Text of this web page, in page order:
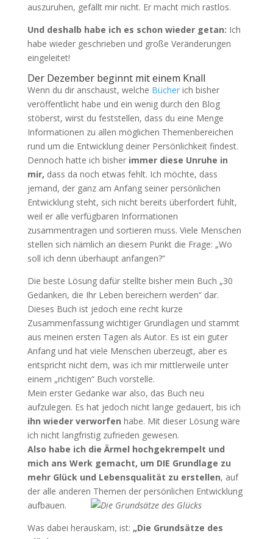
auszuruhen, gefällt mir nicht. Er macht mich rastlos.
Und deshalb habe ich es schon wieder getan: Ich
habe wieder geschrieben und große Veränderungen
eingeleitet!
Der Dezember beginnt mit einem Knall
Wenn du dir anschaust, welche Bücherich bisher
veröffentlicht habe und ein wenig durch den Blog
stöberst, wirst du feststellen, dass du eine Menge
Informationen zu allen möglichen Themenbereichen
rund um die Entwicklung deiner Persönlichkeit findest.
Dennoch hatte ich bisher immer diese Unruhe in
mir, dass da noch etwas fehlt. Ich möchte, dass
jemand, der ganz am Anfang seiner persönlichen
Entwicklung steht, sich nicht bereits überfordert fühlt,
weil er alle verfügbaren Informationen
zusammentragen und sortieren muss. Viele Menschen
stellen sich nämlich an diesem Punkt die Frage: „Wo
soll ich denn überhaupt anfangen?“
Die beste Lösung dafür stellte bisher mein Buch „30
Gedanken, die Ihr Leben bereichern werden“ dar.
Dieses Buch ist jedoch eine recht kurze
Zusammenfassung wichtiger Grundlagen und stammt
aus meinen ersten Tagen als Autor. Es ist ein guter
Anfang und hat viele Menschen überzeugt, aber es
entspricht nicht dem, was ich mir mittlerweile unter
einem „richtigen“ Buch vorstelle.
Mein erster Gedanke war also, das Buch neu
aufzulegen. Es hat jedoch nicht lange gedauert, bis ich
ihn wieder verworfen habe. Mit dieser Lösung wäre
ich nicht langfristig zufrieden gewesen.
Also habe ich die Ärmel hochgekrempelt und
mich ans Werk gemacht, um DIE Grundlage zu
mehr Glück und Lebensqualität zu erstellen, auf
der alle anderen Themen der persönlichen Entwicklung
aufbauen.
Was dabei herauskam, ist: „Die Grundsätze des